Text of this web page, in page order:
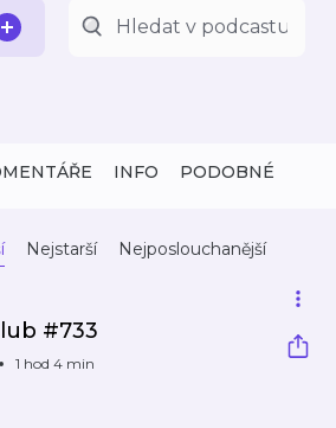
INFO PODOBNÉ
Nejstarší Nejposlouchanější
#733
1 hod 4 min